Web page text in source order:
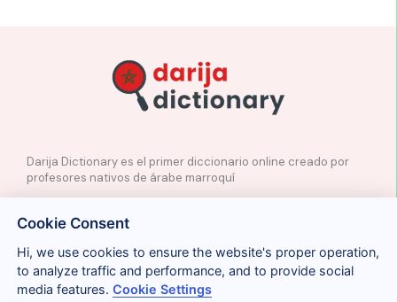
Darija Dictionary es el primer diccionario online creado por
profesores nativos de árabe marroquí
Contacto
📲Redes Sociales
🤝🏼Proponer palabras
Cookie Consent
Hi, we use cookies to ensure the website's proper operation,
to analyze traffic and performance, and to provide social
media features.Cookie Settings